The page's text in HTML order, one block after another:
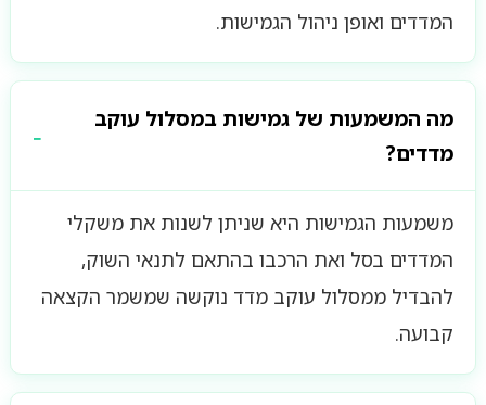
המדדים ואופן ניהול הגמישות.
מה המשמעות של גמישות במסלול עוקב
מדדים?
משמעות הגמישות היא שניתן לשנות את משקלי
המדדים בסל ואת הרכבו בהתאם לתנאי השוק,
להבדיל ממסלול עוקב מדד נוקשה שמשמר הקצאה
קבועה.